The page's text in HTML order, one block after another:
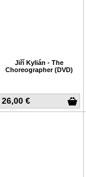
26,00 €
Jiří Kylián - The
Choreographer (DVD)